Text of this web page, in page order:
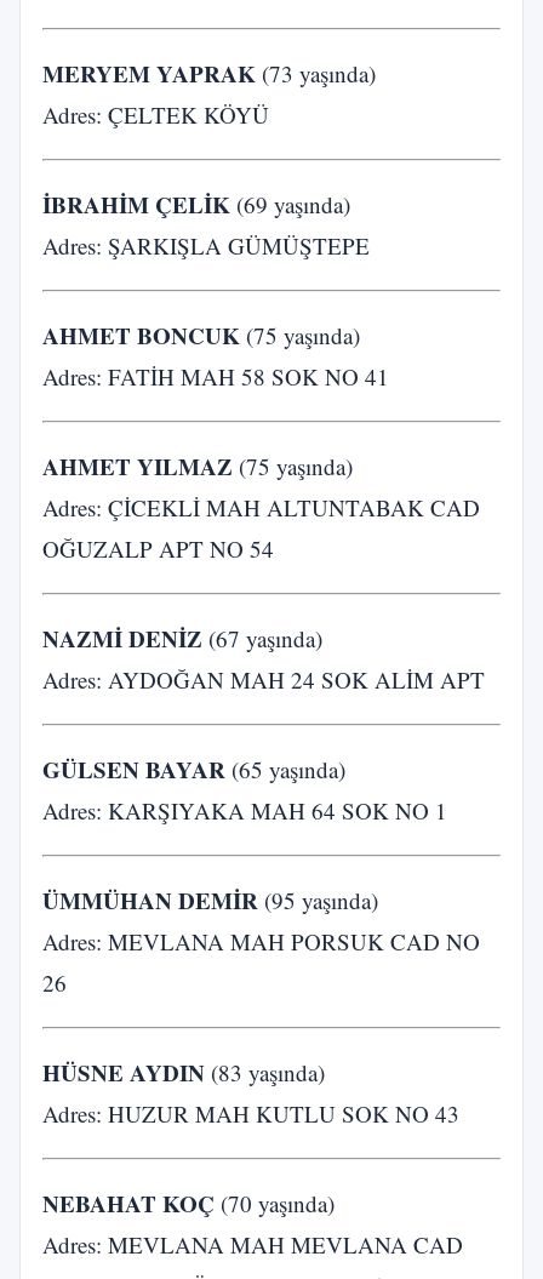
MERYEM YAPRAK (73 yaşında)
Adres: ÇELTEK KÖYÜ
İBRAHİM ÇELİK (69 yaşında)
Adres: ŞARKIŞLA GÜMÜŞTEPE
AHMET BONCUK (75 yaşında)
Adres: FATİH MAH 58 SOK NO 41
AHMET YILMAZ (75 yaşında)
Adres: ÇİCEKLİ MAH ALTUNTABAK CAD
OĞUZALP APT NO 54
NAZMİ DENİZ (67 yaşında)
Adres: AYDOĞAN MAH 24 SOK ALİM APT
GÜLSEN BAYAR (65 yaşında)
Adres: KARŞIYAKA MAH 64 SOK NO 1
ÜMMÜHAN DEMİR (95 yaşında)
Adres: MEVLANA MAH PORSUK CAD NO
26
HÜSNE AYDIN (83 yaşında)
Adres: HUZUR MAH KUTLU SOK NO 43
NEBAHAT KOÇ (70 yaşında)
Adres: MEVLANA MAH MEVLANA CAD